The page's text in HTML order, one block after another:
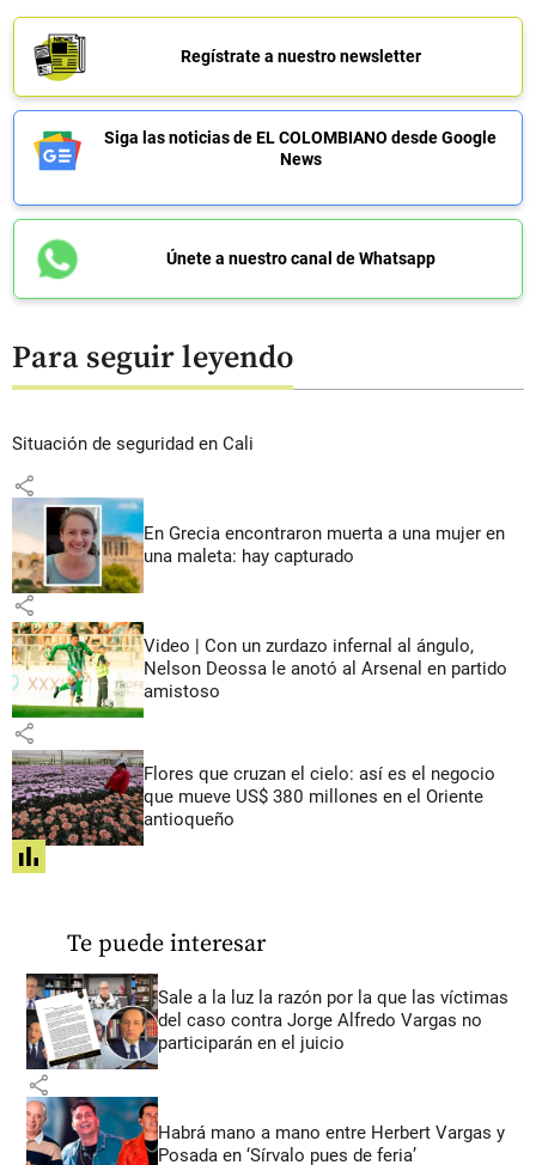
Regístrate a nuestro newsletter
Siga las noticias de EL COLOMBIANO desde Google
News
Únete a nuestro canal de Whatsapp
Para seguir leyendo
Situación de seguridad en Cali
share
En Grecia encontraron muerta a una mujer en
una maleta: hay capturado
share
Video | Con un zurdazo infernal al ángulo,
Nelson Deossa le anotó al Arsenal en partido
amistoso
share
Flores que cruzan el cielo: así es el negocio
que mueve US$ 380 millones en el Oriente
antioqueño
share
Te puede interesar
Sale a la luz la razón por la que las víctimas
del caso contra Jorge Alfredo Vargas no
participarán en el juicio
share
Habrá mano a mano entre Herbert Vargas y
Posada en ‘Sírvalo pues de feria’